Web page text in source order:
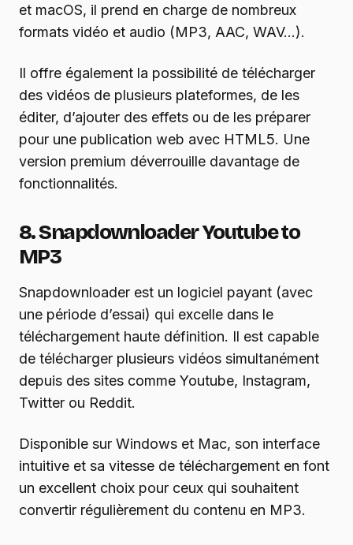
et macOS, il prend en charge de nombreux
formats vidéo et audio (MP3, AAC, WAV…).
Il offre également la possibilité de télécharger
des vidéos de plusieurs plateformes, de les
éditer, d’ajouter des effets ou de les préparer
pour une publication web avec HTML5. Une
version premium déverrouille davantage de
fonctionnalités.
8. Snapdownloader Youtube to
MP3
Snapdownloader est un logiciel payant (avec
une période d’essai) qui excelle dans le
téléchargement haute définition. Il est capable
de télécharger plusieurs vidéos simultanément
depuis des sites comme Youtube, Instagram,
Twitter ou Reddit.
Disponible sur Windows et Mac, son interface
intuitive et sa vitesse de téléchargement en font
un excellent choix pour ceux qui souhaitent
convertir régulièrement du contenu en MP3.